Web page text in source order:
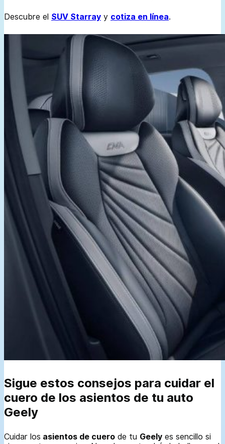
Descubre el SUV Starray y cotiza en línea.
Sigue estos consejos para cuidar el
cuero de los asientos de tu auto
Geely
Cuidar los asientos de cuero de tu Geely es sencillo si